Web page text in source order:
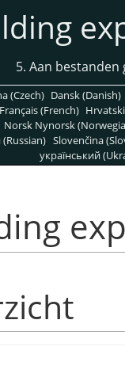
5. Aan
(Czech) Dansk (Danish)
Français (French)
Norsk Nynorsk
(Russian) Slovenčina
український